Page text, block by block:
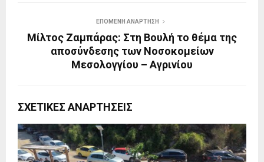
ΕΠΌΜΕΝΗ ΑΝΆΡΤΗΣΗ
Μίλτος Ζαμπάρας: Στη Βουλή το θέμα της
αποσύνδεσης των Νοσοκομείων
Μεσολογγίου – Αγρινίου
ΣΧΕΤΙΚΈΣ ΑΝΑΡΤΉΣΕΙΣ